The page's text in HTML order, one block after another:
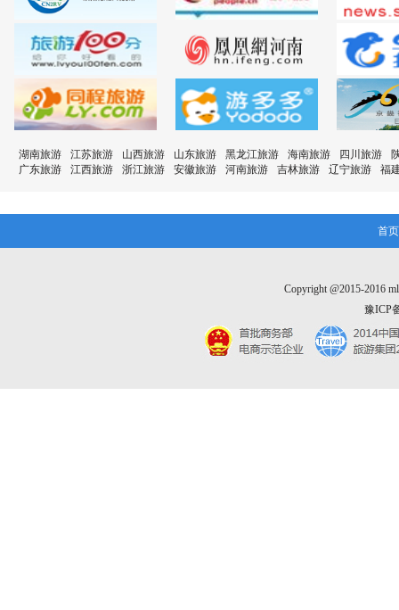
湖南旅游 江苏旅游 山西旅游 山东旅游 黑龙江旅游 海南旅游 四川旅游
广东旅游
江西旅游 浙江旅游 安徽旅游 河南旅游 吉林旅游 辽宁旅游 福
首页
Copyright @2015-2016
豫ICP